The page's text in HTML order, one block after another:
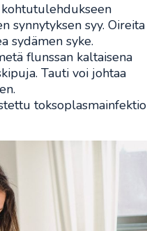
synnytyksen syy. Oireita
sydämen syke.
flunssan kaltaisena
Tauti voi johtaa
toksoplasmainfektio